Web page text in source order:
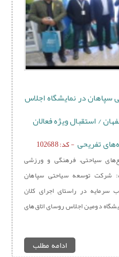
در نمایشگاه اجلاس
/ استقبال ویژه فعالان
تفریحی - کد: 102688
سیاحتی، فرهنگی و ورزشی
توسعه سیاحتی سپاهان
در راستای اجرای کلان
دومین اجلاس روسای اتاق‌های
ادامه مطلب